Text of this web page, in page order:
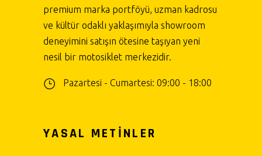
premium marka portföyü, uzman kadrosu
ve kültür odaklı yaklaşımıyla showroom
deneyimini satışın ötesine taşıyan yeni
nesil bir motosiklet merkezidir.
Pazartesi - Cumartesi: 09:00 - 18:00
YASAL METİNLER